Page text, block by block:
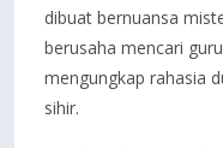
dibuat bernuansa
berusaha mencari
mengungkap rahasia
sihir.